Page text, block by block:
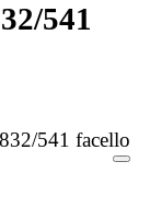
541
541 facello